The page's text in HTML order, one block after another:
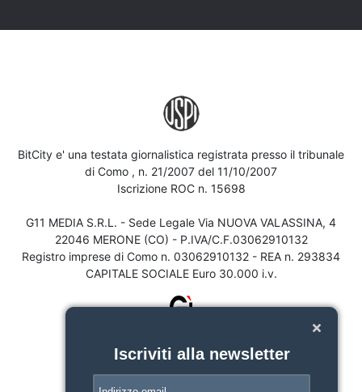
BitCity e' una testata giornalistica registrata presso il tribunale
di Como , n. 21/2007 del 11/10/2007
Iscrizione ROC n. 15698
G11 MEDIA S.R.L. - Sede Legale Via NUOVA VALASSINA, 4
22046 MERONE (CO) - P.IVA/C.F.03062910132
Registro imprese di Como n. 03062910132 - REA n. 293834
CAPITALE SOCIALE Euro 30.000 i.v.
Iscriviti alla newsletter